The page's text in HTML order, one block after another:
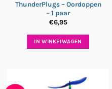
ThunderPlugs – Oordoppen
– 1 paar
€6,95
IN WINKELWAGEN